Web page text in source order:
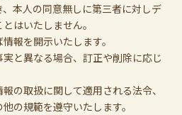
本人の同意無しに第三者に対しデ
はいたしません。
報を開示いたします。
と異なる場合、訂正や削除に応じ
の取扱に関して適用される法令、
の規範を遵守いたします。